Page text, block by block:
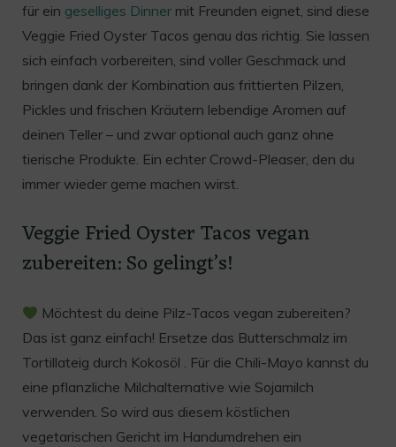
für ein geselliges Dinner mit Freunden eignet, sind diese
Veggie Fried Oyster Tacos genau das richtig. Sie lassen
sich einfach vorbereiten, sind voller Geschmack und
bringen dank der Kombination aus frittierten Pilzen,
Pickles und frischen Kräutern lebendige Aromen auf
deinen Teller – und zwar optional auch ganz ohne
tierische Produkte. Ein echter Crowd-Pleaser, den du
immer wieder gerne machen wirst.
Veggie Fried Oyster Tacos vegan
zubereiten: So gelingt’s!
Möchtest du deine Pilz-Tacos vegan zubereiten?
Das ist ganz einfach! Ersetze das Butterschmalz im
Tortillateig durch Kokosöl . Für die Chili-Mayo kannst du
eine pflanzliche Milchalternative wie Sojamilch
verwenden. So wird aus diesem köstlichen
vegetarischen Gericht im Handumdrehen ein